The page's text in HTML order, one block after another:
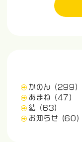
かのん
(299)
あまね
(47)
結
(63)
お知らせ
(60)